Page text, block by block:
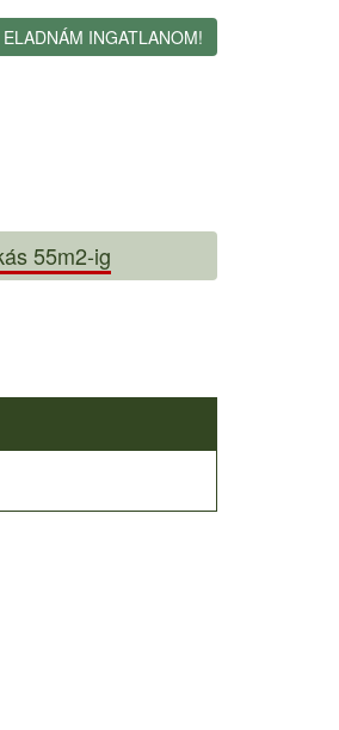
ELADNÁM INGATLANOM!
55m2-ig